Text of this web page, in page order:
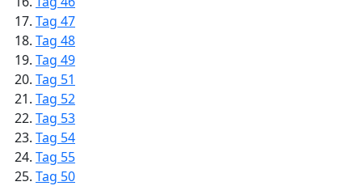
Tag 47
Tag 48
Tag 49
Tag 51
Tag 52
Tag 53
Tag 54
Tag 55
Tag 50